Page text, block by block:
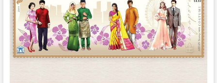
发
行
鼠
年
生
肖
邮